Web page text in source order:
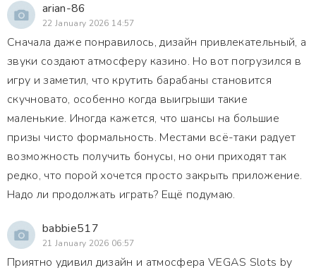
arian-86
22 January 2026 14:57
Сначала даже понравилось, дизайн привлекательный, а
звуки создают атмосферу казино. Но вот погрузился в
игру и заметил, что крутить барабаны становится
скучновато, особенно когда выигрыши такие
маленькие. Иногда кажется, что шансы на большие
призы чисто формальность. Местами всё-таки радует
возможность получить бонусы, но они приходят так
редко, что порой хочется просто закрыть приложение.
Надо ли продолжать играть? Ещё подумаю.
babbie517
21 January 2026 06:57
Приятно удивил дизайн и атмосфера VEGAS Slots by